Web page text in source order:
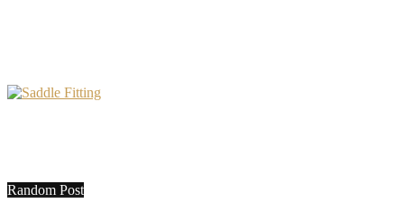
Random Post